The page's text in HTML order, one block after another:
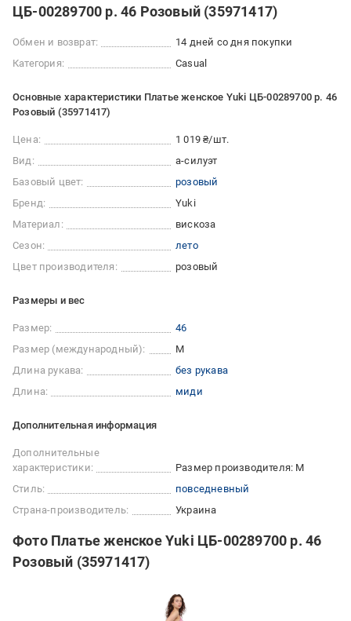
ЦБ-00289700 р. 46 Розовый (35971417)
Обмен и возврат:
14 дней со дня покупки
Категория:
Casual
Основные характеристики Платье женское Yuki ЦБ-00289700 р. 46
Розовый (35971417)
Цена:
1 019 ₴/шт.
Вид:
а-силуэт
Базовый цвет:
розовый
Бренд:
Yuki
Материал:
вискоза
Сезон:
лето
Цвет производителя:
розовый
Размеры и вес
Размер:
46
Размер (международный):
M
Длина рукава:
без рукава
Длина:
миди
Дополнительная информация
Дополнительные
характеристики:
Размер производителя: M
Стиль:
повседневный
Страна-производитель:
Украина
Фото Платье женское Yuki ЦБ-00289700 р. 46
Розовый (35971417)